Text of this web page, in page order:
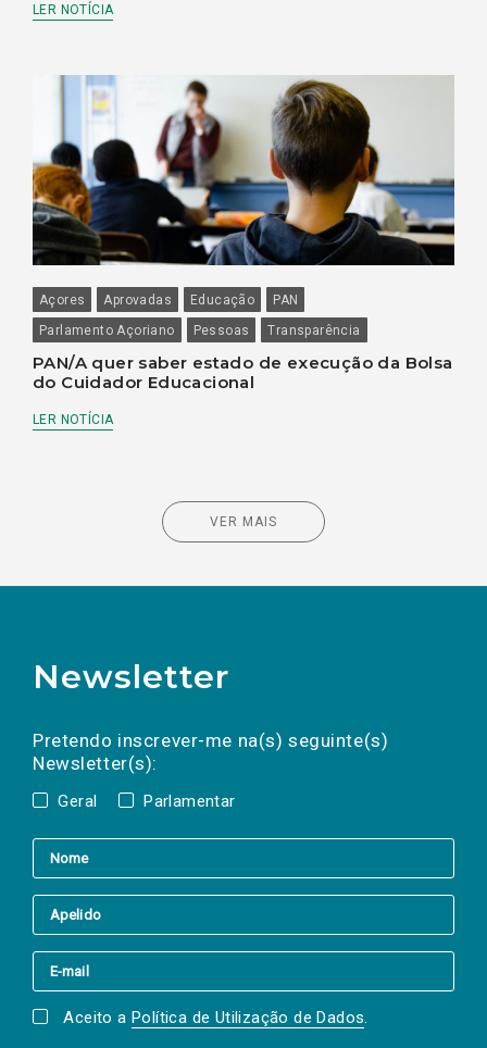
LER NOTÍCIA
Açores Aprovadas Educação
PAN
Parlamento Açoriano
Pessoas Transparência
PAN/A quer saber estado de execução da Bolsa
do Cuidador Educacional
LER NOTÍCIA
VER MAIS
Newsletter
Pretendo inscrever-me na(s) seguinte(s)
Newsletter(s):
Geral Parlamentar
a(s) newsletter(s).
mail
Aceito a Política de Utilização de Dados.